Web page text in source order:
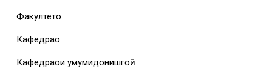
Факултетҳо
Кафедраҳо
Кафедраҳои умумидонишгоҳӣ